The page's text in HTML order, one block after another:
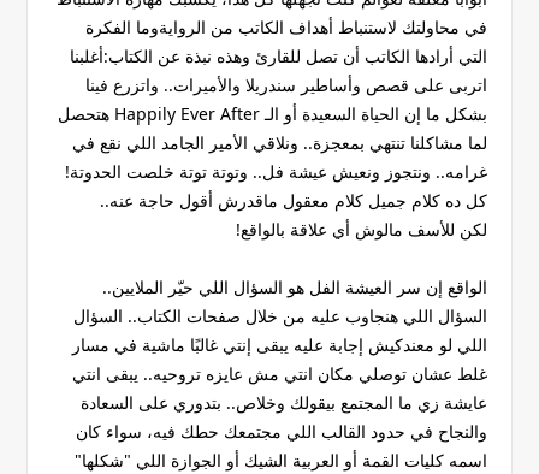
في محاولتك لاستنباط أهداف الكاتب من الروايةوما الفكرة
التي أرادها الكاتب أن تصل للقارئ وهذه نبذة عن الكتاب:أغلبنا
اتربى على قصص وأساطير سندريلا والأميرات.. واتزرع فينا
بشكل ما إن الحياة السعيدة أو الـ Happily Ever After هتحصل
لما مشاكلنا تنتهي بمعجزة.. ونلاقي الأمير الجامد اللي نقع في
غرامه.. ونتجوز ونعيش عيشة فل.. وتوتة توتة خلصت الحدوتة!
كل ده كلام جميل كلام معقول ماقدرش أقول حاجة عنه..
لكن للأسف مالوش أي علاقة بالواقع!
الواقع إن سر العيشة الفل هو السؤال اللي حيّر الملايين..
السؤال اللي هنجاوب عليه من خلال صفحات الكتاب.. السؤال
اللي لو معندكيش إجابة عليه يبقى إنتي غالبًا ماشية في مسار
غلط عشان توصلي مكان انتي مش عايزه تروحيه.. يبقى انتي
عايشة زي ما المجتمع بيقولك وخلاص.. بتدوري على السعادة
والنجاح في حدود القالب اللي مجتمعك حطك فيه، سواء كان
اسمه كليات القمة أو العربية الشيك أو الجوازة اللي "شكلها"